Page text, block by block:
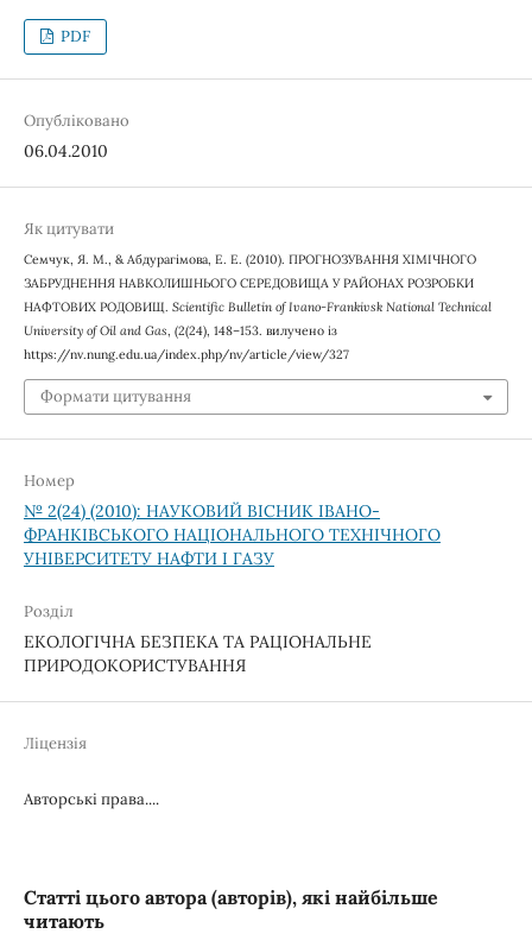
PDF
Опубліковано
06.04.2010
Як цитувати
Семчук, Я. М., & Абдурагімова, Е. Е. (2010). ПРОГНОЗУВАННЯ ХІМІЧНОГО
ЗАБРУДНЕННЯ НАВКОЛИШНЬОГО СЕРЕДОВИЩА У РАЙОНАХ РОЗРОБКИ
НАФТОВИХ РОДОВИЩ. Scientific Bulletin of Ivano-Frankivsk National Technical
University of Oil and Gas, (2(24), 148–153. вилучено із
https://nv.nung.edu.ua/index.php/nv/article/view/327
Формати цитування
Номер
№ 2(24) (2010): НАУКОВИЙ ВІСНИК ІВАНО-
ФРАНКІВСЬКОГО НАЦІОНАЛЬНОГО ТЕХНІЧНОГО
УНІВЕРСИТЕТУ НАФТИ І ГАЗУ
Розділ
ЕКОЛОГІЧНА БЕЗПЕКА ТА РАЦІОНАЛЬНЕ
ПРИРОДОКОРИСТУВАННЯ
Ліцензія
Авторські права....
Статті цього автора (авторів), які найбільше
читають